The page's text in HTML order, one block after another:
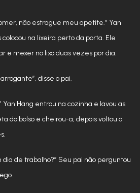
não estrague meu apetite.” Yan
colocou na lixeira perto da porta. Ele
e mexer no lixo duas vezes por dia.
disse o pai.
Yan Hang entrou na cozinha e lavou as
do bolso e cheirou-a, depois voltou a
de trabalho?” Seu pai não perguntou